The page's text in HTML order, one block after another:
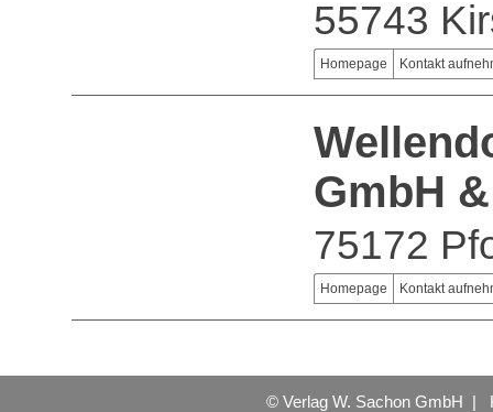
55743
Homepage Kontakt
GmbH
75172
Homepage Kontakt
© Verlag W. Sachon GmbH |